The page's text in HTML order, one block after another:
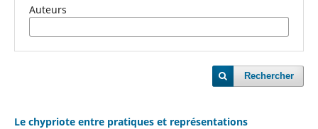
Auteurs
Rechercher
Le chypriote entre pratiques et représentations